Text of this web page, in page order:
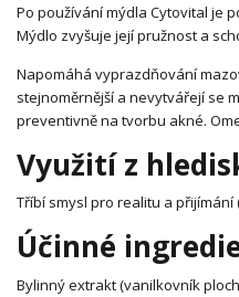
Po používání mýdla Cytovital je
Mýdlo zvyšuje její pružnost a
Napomáhá vyprazdňování
stejnoměrnější a nevytvářejí se
preventivně na tvorbu akné.
Využití z
Tříbí smysl pro realitu a přijímání
Účinné
Bylinný extrakt (vanilkovník